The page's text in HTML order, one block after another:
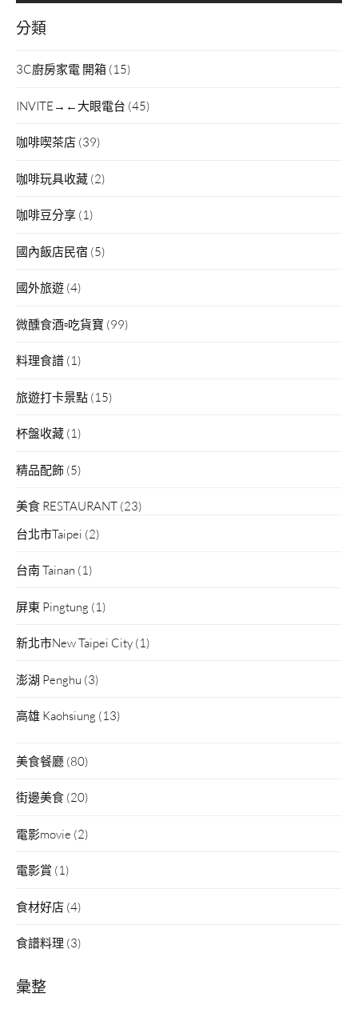
分類
3C廚房家電 開箱 (15)
INVITE→←大眼電台 (45)
咖啡喫茶店 (39)
咖啡玩具收藏 (2)
咖啡豆分享 (1)
國內飯店民宿 (5)
國外旅遊 (4)
微醺食酒▫吃貨寶 (99)
料理食譜 (1)
旅遊打卡景點 (15)
杯盤收藏 (1)
精品配飾 (5)
美食 RESTAURANT (23)
台北市Taipei (2)
台南 Tainan (1)
屏東 Pingtung (1)
新北市New Taipei City (1)
澎湖 Penghu (3)
高雄 Kaohsiung (13)
美食餐廳 (80)
街邊美食 (20)
電影movie (2)
電影賞 (1)
食材好店 (4)
食譜料理 (3)
彙整